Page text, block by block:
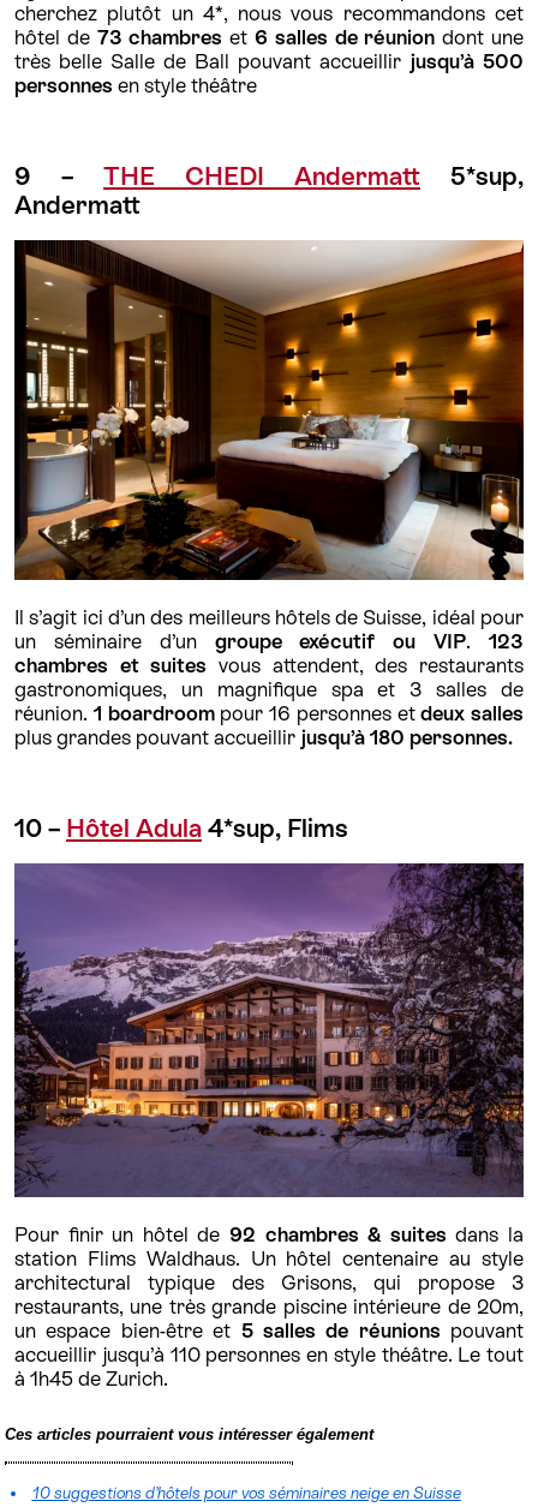
cherchez plutôt un 4*, nous vous recommandons cet
hôtel de 73 chambres et6 salles de réunion dont une
très belle Salle de Ball pouvant accueillir jusqu’à 500
personnes en style théâtre
9 – THE CHEDI Andermatt 5*sup,
Andermatt
Il s’agit ici d’un des meilleurs hôtels de Suisse, idéal pour
un séminaire d’un groupe exécutif ou VIP.123
chambres et suites vous attendent, des restaurants
gastronomiques, un magnifique spa et 3 salles de
réunion. 1 boardroompour 16 personnes etdeux salles
plus grandes pouvant accueillir jusqu’à 180 personnes.
10 – Hôtel Adula 4*sup, Flims
Pour finir un hôtel de 92 chambres & suites dans la
station Flims Waldhaus. Un hôtel centenaire au style
architectural typique des Grisons, qui propose 3
restaurants, une très grande piscine intérieure de 20m,
un espace bien-être et 5 salles de réunions pouvant
accueillir jusqu’à 110 personnes en style théâtre. Le tout
à 1h45 de Zurich.
Ces articles pourraient vous intéresser également
10 suggestions d’hôtels pour vos séminaires neige en Suisse